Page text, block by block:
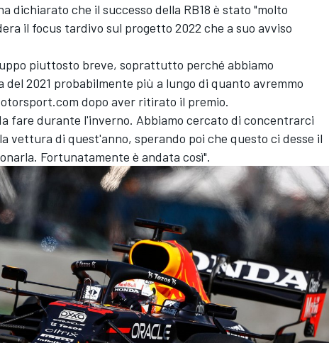
dichiarato che il successo della RB18 è stato "molto
il focus tardivo sul progetto 2022 che a suo avviso
piuttosto breve, soprattutto perché abbiamo
2021 probabilmente più a lungo di quanto avremmo
dopo aver ritirato il premio.
fare durante l'inverno. Abbiamo cercato di concentrarci
vettura di quest'anno, sperando poi che questo ci desse il
Fortunatamente è andata così".